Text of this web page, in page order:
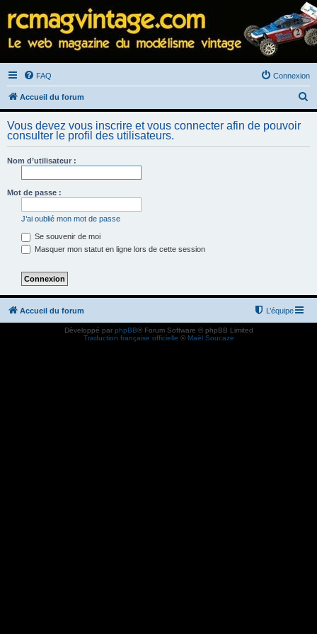
FAQ Connexion
Accueil du forum
e
h
Vous devez vous inscrire et vous connecter afin de pouvoir
consulter le profil des utilisateurs.
Nom d’utilisateur :
Mot de passe :
J’ai oublié mon mot de passe
Se souvenir de moi
Masquer mon statut en ligne lors de cette session
Accueil du forum L’équipe
Développé par phpBB® Forum Software © phpBB Limited
Traduction française officielle © Maël Soucaze